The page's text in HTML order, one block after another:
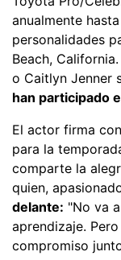
anualmente
personalidades
Beach,
o Caitlyn Jenner
han participado
El actor firma
para la
comparte la
quien,
delante: "No va
aprendizaje.
compromiso